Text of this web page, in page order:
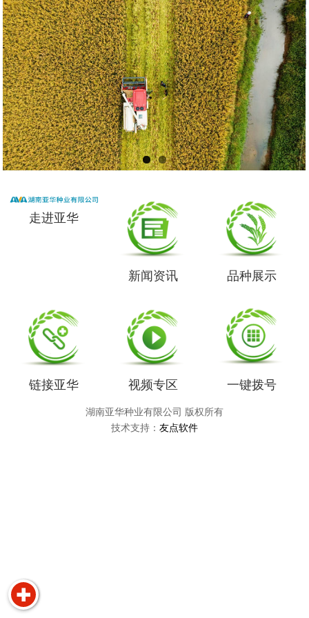
走进亚华
新闻资讯 品种展示
链接亚华 视频专区 一键拨号
湖南亚华种业有限公司 版权所有
技术支持： 友点软件